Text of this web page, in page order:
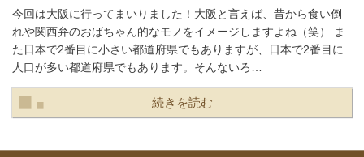
今回は大阪に行ってまいりました！大阪と言えば、昔から食い倒
れや関西弁のおばちゃん的なモノをイメージしますよね（笑） ま
た日本で2番目に小さい都道府県でもありますが、日本で2番目に
人口が多い都道府県でもあります。そんないろ…
続きを読む